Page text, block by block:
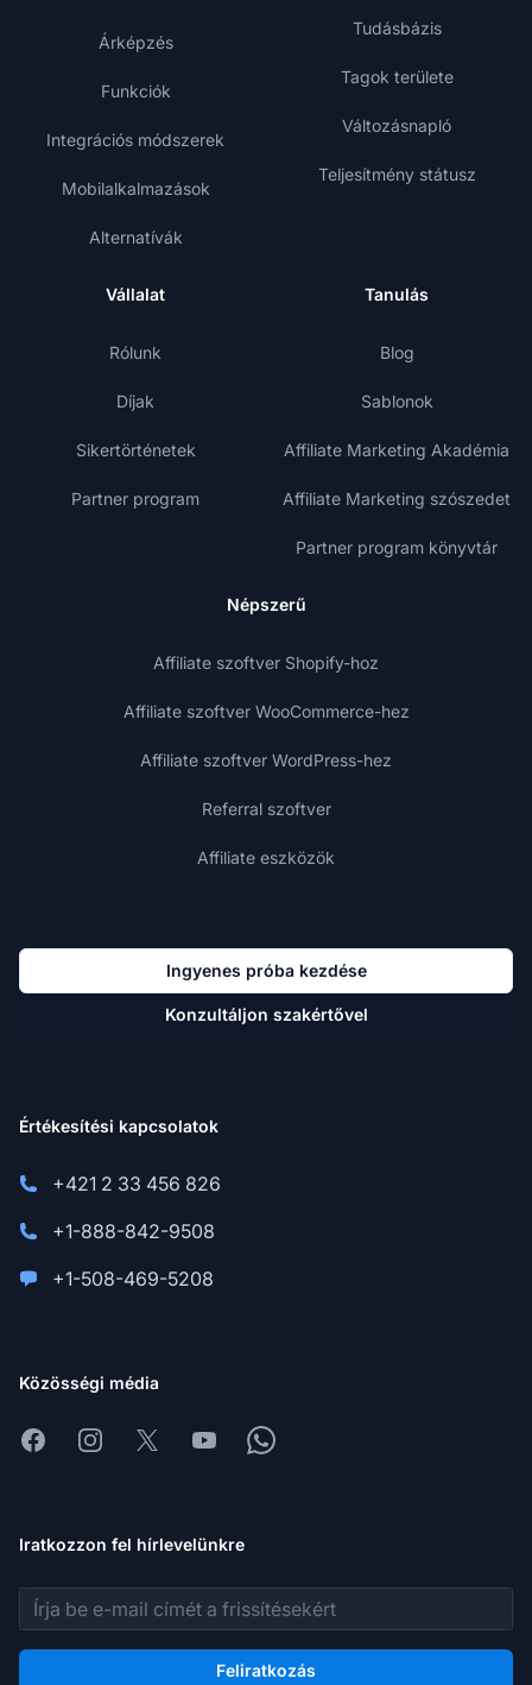
Árképzés
Funkciók
Integrációs módszerek
Mobilalkalmazások
Alternatívák
Tudásbázis
Tagok területe
Változásnapló
Teljesítmény státusz
Vállalat
Rólunk
Díjak
Sikertörténetek
Partner program
Tanulás
Blog
Sablonok
Affiliate Marketing Akadémia
Affiliate Marketing szószedet
Partner program könyvtár
Népszerű
Affiliate szoftver Shopify-hoz
Affiliate szoftver WooCommerce-hez
Affiliate szoftver WordPress-hez
Referral szoftver
Affiliate eszközök
Ingyenes próba kezdése
Konzultáljon szakértővel
Értékesítési kapcsolatok
+421 2 33 456 826
+1-888-842-9508
+1-508-469-5208
Közösségi média
FacebookInstagram
X YoutubeWhatsapp
Iratkozzon fel hírlevelünkre
E-mail cím
Feliratkozás